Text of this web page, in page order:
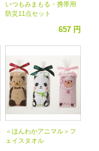
いつもみまもる・携帯用
防災11点セット
657 円
＜ほんわかアニマル＞フ
ェイスタオル